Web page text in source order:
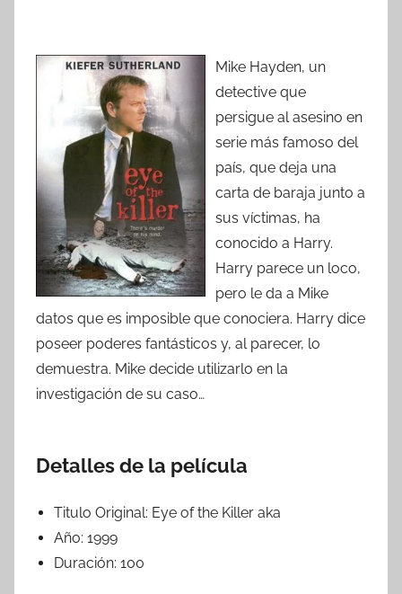
Mike Hayden, un
detective que
persigue al asesino en
serie más famoso del
país, que deja una
carta de baraja junto a
sus víctimas, ha
conocido a Harry.
Harry parece un loco,
pero le da a Mike
datos que es imposible que conociera. Harry dice
poseer poderes fantásticos y, al parecer, lo
demuestra. Mike decide utilizarlo en la
investigación de su caso…
Detalles de la película
Titulo Original: Eye of the Killer aka
Año: 1999
Duración: 100